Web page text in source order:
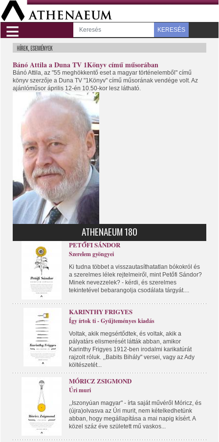
≡ KERESÉS
Bánó Attila a Duna TV 1Könyv című műsorában
Bánó Attila, az "55 meghökkentő eset a magyar történelemből" című
könyv szerzője a Duna TV "1Könyv" című műsorának vendége volt. Az
ajánlóműsor április 12-én 10.50-kor lesz látható.
ATHENAEUM 180
PETŐFI SÁNDOR
Szerelem gyöngyei
Ki tudna többet a visszautasíthatatlan bókokról és
a szerelmes lélek rejtelmeiről, mint Petőfi Sándor?
Minek nevezzelek? - kérdi, és szerelmes
tekintetével bebarangolja csodálata tárgyát....
KARINTHY FRIGYES
Így írtok ti - Gyűjteményes kiadás
Voltak, akik megsértődtek, és voltak, akik a
pályatárs elismerését látták abban, amikor
Karinthy Frigyes 1912-ben irodalmi karikatúrát
rajzolt róluk. ,,Babits Bihály" versei, vagy az Ady
költészetét...
MÓRICZ ZSIGMOND
Úri muri
,,Iszonyúan magyar" - írta saját művéről Móricz, és
(újra)olvasva az Úri murit, nem kételkedhetünk
abban, hogy megállapítása a mai napig kísért. A
közel száz éve született mű vaskos...